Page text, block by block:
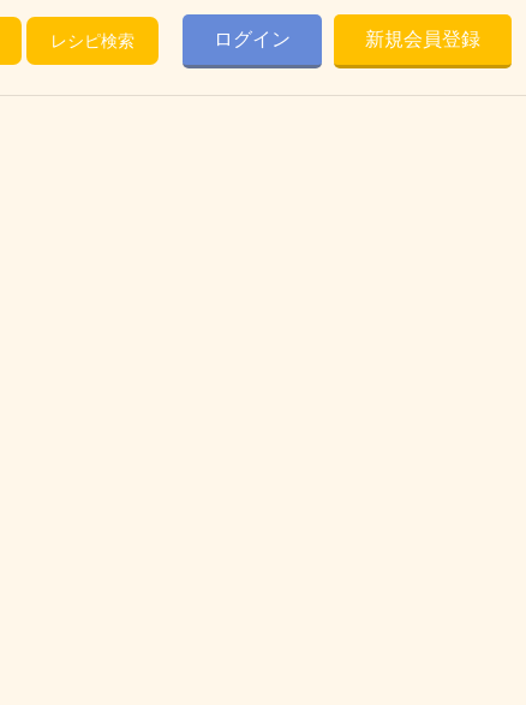
レシピ検索 ログイン 新規会員登録